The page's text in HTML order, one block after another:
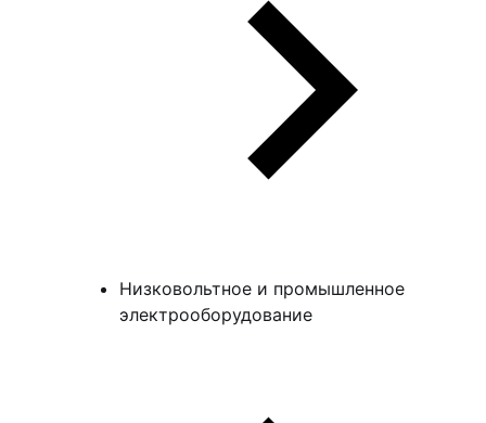
Низковольтное и промышленное
электрооборудование